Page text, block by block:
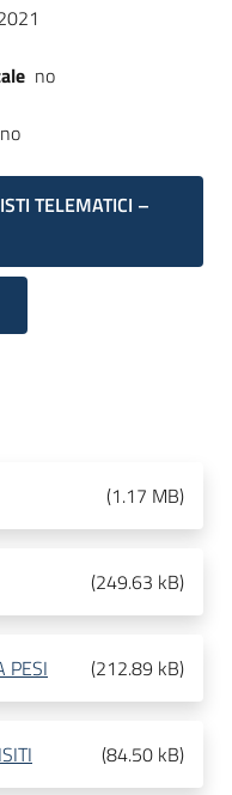
no
no
TELEMATICI –
(1.17 MB)
(249.63 kB)
PESI (212.89 kB)
(84.50 kB)